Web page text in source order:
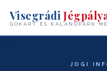
Visegrádi
GOKART ÉS KALANDPARK
JOGI